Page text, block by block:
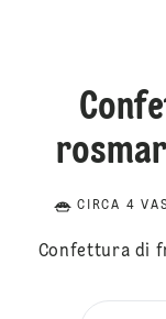
CIRCA 4
Confettura di